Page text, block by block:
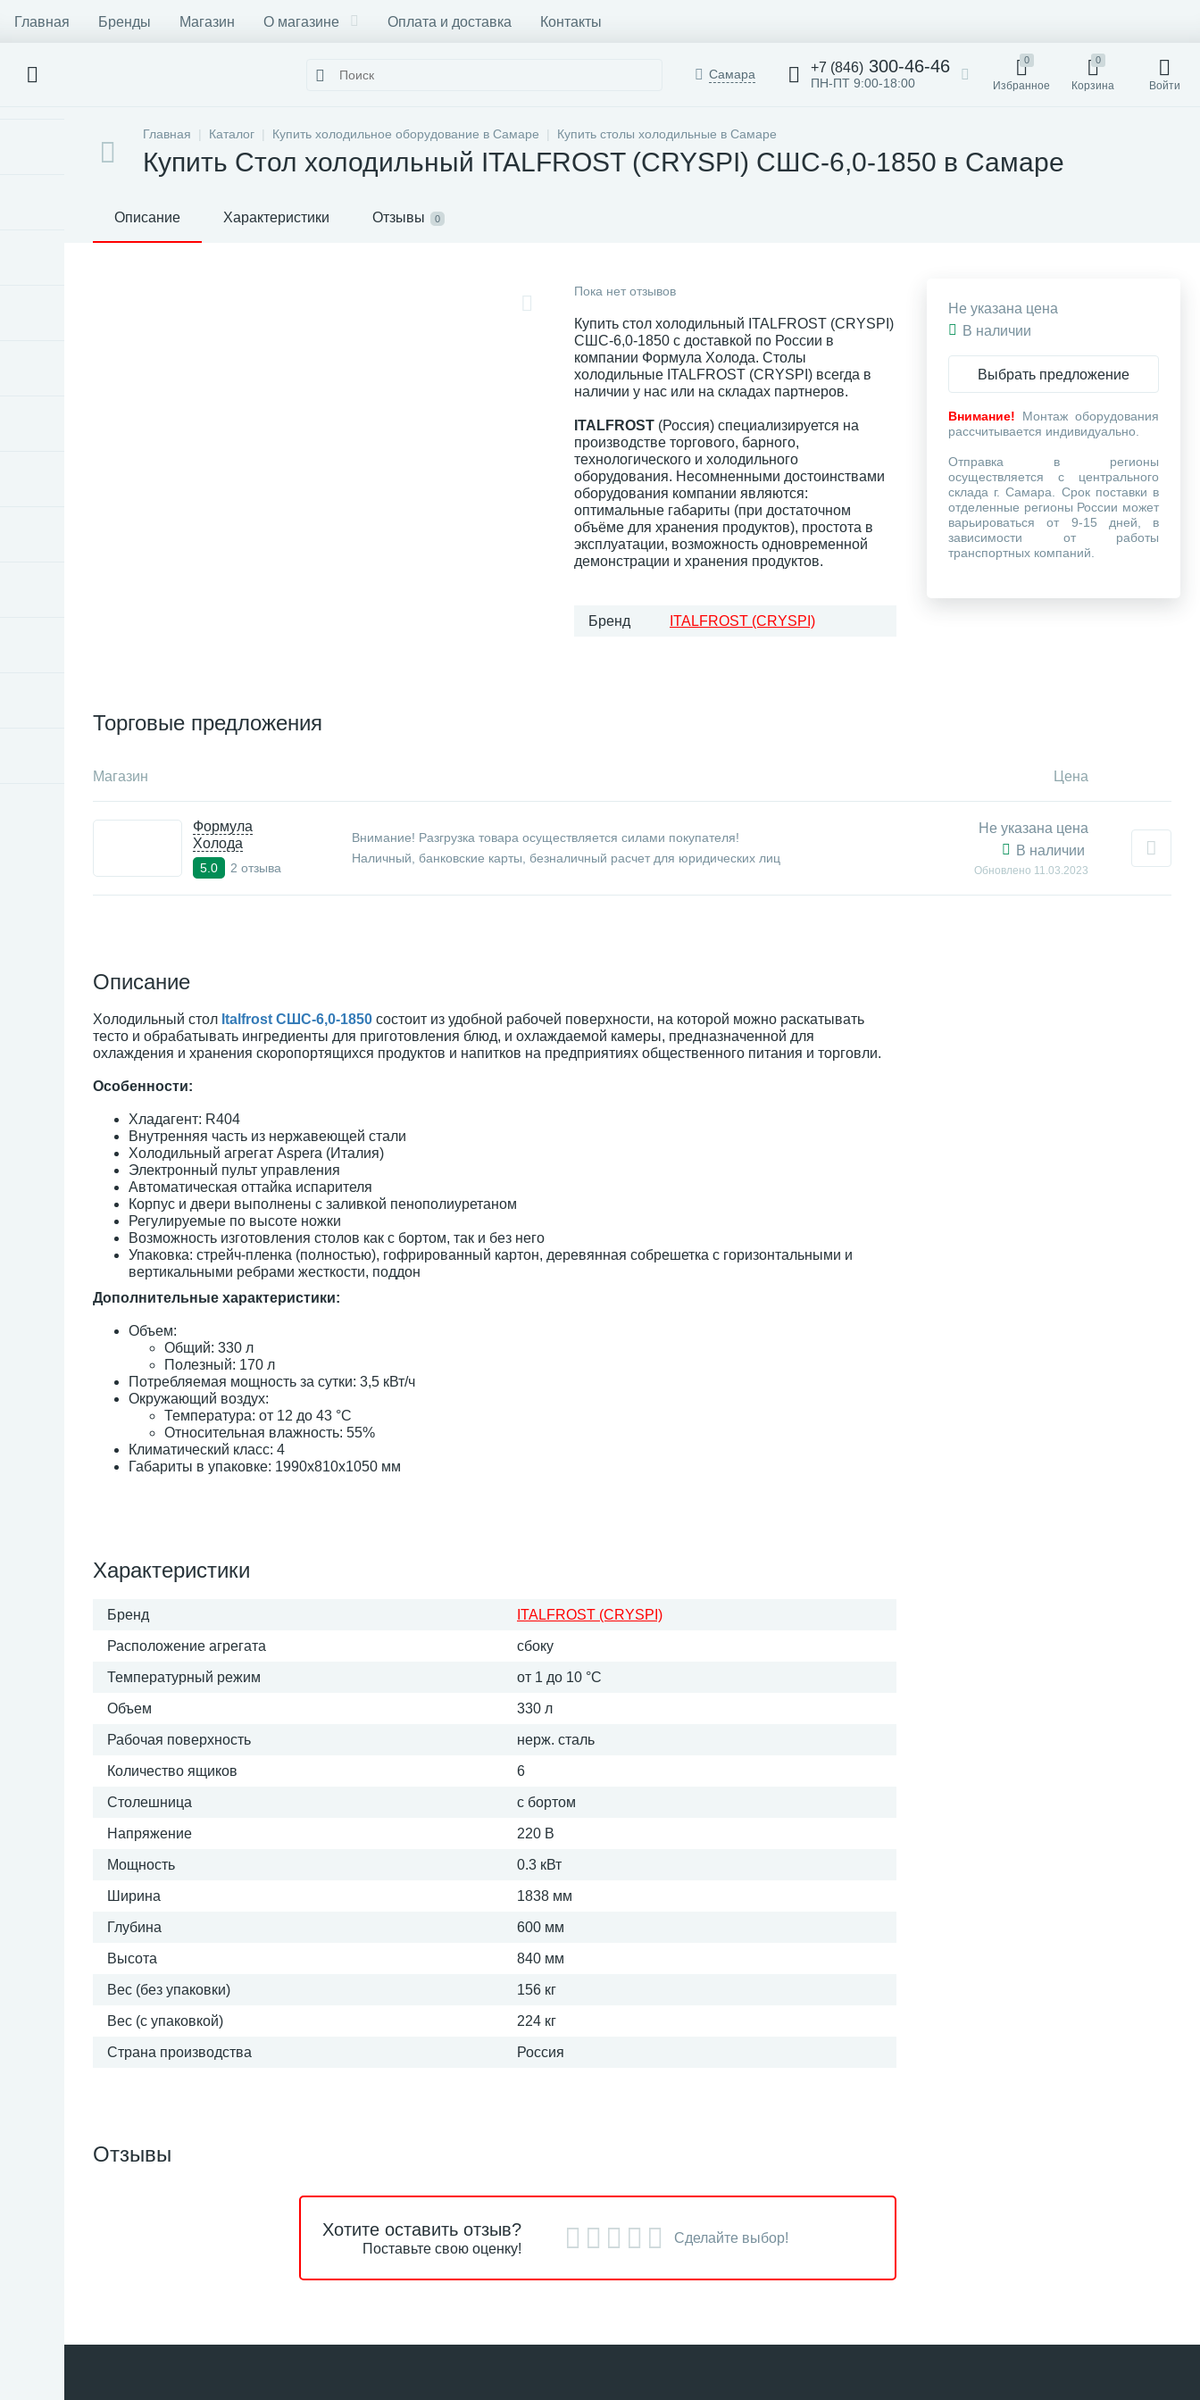
Главная Бренды Магазин О магазине Оплата и доставка Контакты
Самара +7 (846) 300-46-46
ПН-ПТ 9:00-18:00
0
Избранное
0
Корзина Войти
Главная Каталог Купить холодильное оборудование в Самаре Купить столы холодильные в Самаре
Купить Стол холодильный ITALFROST (CRYSPI) СШС-6,0-1850 в Самаре
Описание Характеристики Отзывы 0
Пока нет отзывов
Купить стол холодильный ITALFROST (CRYSPI)
СШС-6,0-1850 с доставкой по России в
компании Формула Холода. Столы
холодильные ITALFROST (CRYSPI) всегда в
наличии у нас или на складах партнеров.
ITALFROST (Россия) специализируется на
производстве торгового, барного,
технологического и холодильного
оборудования. Несомненными достоинствами
оборудования компании являются:
оптимальные габариты (при достаточном
объёме для хранения продуктов), простота в
эксплуатации, возможность одновременной
демонстрации и хранения продуктов.
Бренд ITALFROST (CRYSPI)
Торговые предложения
Магазин Цена
Формула
Холода
5.0 2 отзыва
Внимание! Разгрузка товара осуществляется силами покупателя!
Наличный, банковские карты, безналичный расчет для юридических лиц
Не указана цена
В наличии
Обновлено 11.03.2023
Описание
Холодильный стол Italfrost СШС-6,0-1850 состоит из удобной рабочей поверхности, на которой можно раскатывать
тесто и обрабатывать ингредиенты для приготовления блюд, и охлаждаемой камеры, предназначенной для
охлаждения и хранения скоропортящихся продуктов и напитков на предприятиях общественного питания и торговли.
Особенности:
Хладагент: R404
Внутренняя часть из нержавеющей стали
Холодильный агрегат Aspera (Италия)
Электронный пульт управления
Автоматическая оттайка испарителя
Корпус и двери выполнены с заливкой пенополиуретаном
Регулируемые по высоте ножки
Возможность изготовления столов как с бортом, так и без него
Упаковка: стрейч-пленка (полностью), гофрированный картон, деревянная собрешетка с горизонтальными и
вертикальными ребрами жесткости, поддон
Дополнительные характеристики:
​Объем:
Общий: 330 л
Полезный: 170 л
Потребляемая мощность за сутки: 3,5 кВт/ч
Окружающий воздух:
Температура: от 12 до 43 °С
Относительная влажность: 55%
Климатический класс: 4
Габариты в упаковке: 1990х810х1050 мм
Характеристики
Бренд ITALFROST (CRYSPI)
Расположение агрегата сбоку
Температурный режим от 1 до 10 °С
Объем 330 л
Рабочая поверхность нерж. сталь
Количество ящиков 6
Столешница с бортом
Напряжение 220 В
Мощность 0.3 кВт
Ширина 1838 мм
Глубина 600 мм
Высота 840 мм
Вес (без упаковки) 156 кг
Вес (с упаковкой) 224 кг
Страна производства Россия
Не указана цена
В наличии
Выбрать предложение
Внимание! Монтаж оборудования
рассчитывается индивидуально.
Отправка в регионы
осуществляется с центрального
склада г. Самара. Срок поставки в
отделенные регионы России может
варьироваться от 9-15 дней, в
зависимости от работы
транспортных компаний.
Отзывы
Хотите оставить отзыв?
Поставьте свою оценку!
Сделайте выбор!